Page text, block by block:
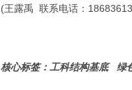
(王露禹 联系电话：
核心标签：工科结构基底 绿